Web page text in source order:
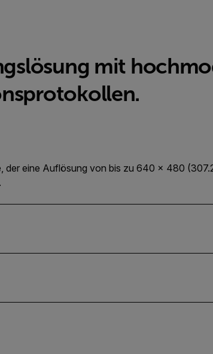
mit
der eine Auflösung von bis zu 640 × 480